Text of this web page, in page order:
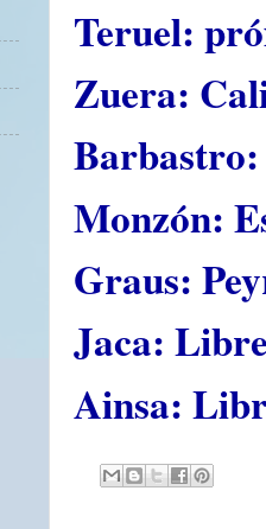
Teruel:
Zuera:
Monzón:
Graus:
Jaca:
Ainsa: